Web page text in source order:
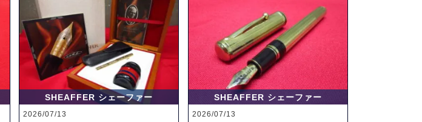
SHEAFFER シェーファー
2026/07/13
SHEAFFER シェーファー
2026/07/13